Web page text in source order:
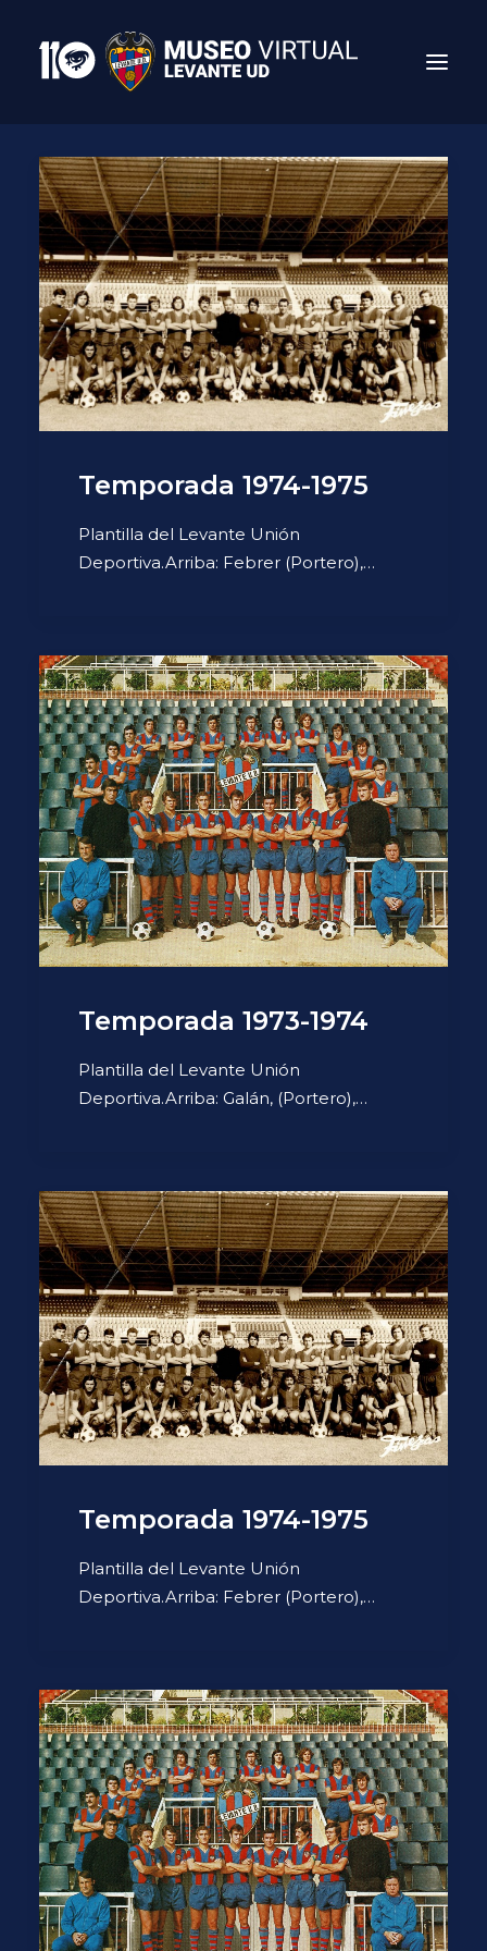
Search
Temporada 1974-1975
Plantilla del Levante Unión
Deportiva.Arriba: Febrer (Portero),…
Temporada 1973-1974
Plantilla del Levante Unión
Deportiva.Arriba: Galán, (Portero),…
Temporada 1974-1975
Plantilla del Levante Unión
Deportiva.Arriba: Febrer (Portero),…